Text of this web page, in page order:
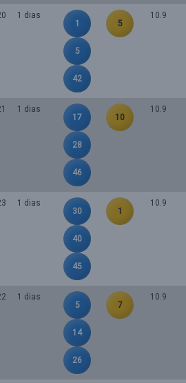
1 dias
1
5
42
5
10.9
1 dias
17
28
46
10
10.9
1 dias
30
40
45
1
10.9
1 dias
5
14
26
7
10.9